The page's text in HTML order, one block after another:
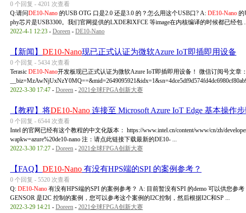
0 个回复 - 4201 次查看
Q:请问DE10-Nano 的USB OTG 口是2.0 还是3.0 的？怎么用这个USB口? A: DE10-Nano 的
phy芯片是USB3300。我们官网提供的LXDE和XFCE 等image在内核编译的时候都已经包
2022-4-1 12:23 - Doreen - DE10-Nano
【新闻】 DE10-Nano现已正式认证为微软Azure IoT即插即用设备
0 个回复 - 5434 次查看
Terasic DE10-Nano开发板现已正式认证为微软Azure IoT即插即用设备！ 微信订阅号文章：
2022-3-30 17:47 - Doreen - 2021全球FPGA创新大赛
【教程】将DE10-Nano 连接至 Microsoft Azure IoT Edge 基本操作
0 个回复 - 6544 次查看
Intel 的官网已经有这个教程的中文化版本： https://www.intel.cn/content/www/cn/zh/
wapkw=azure%20de10-nano 注：请点此链接下载最新的DE10- ...
2022-3-30 17:27 - Doreen - 2021全球FPGA创新大赛
【FAQ】 DE10-Nano 有没有HPS端的SPI 的案例参考？
0 个回复 - 5520 次查看
Q: DE10-Nano 有没有HPS端的SPI 的案例参考？ A: 目前暂没有SPI 的demo 可以供您参
GENSOR 是I2C 控制的案例，您可以参考这个案例的I2C控制，然后根据I2C和SP ...
2022-3-29 14:21 - Doreen - 2021全球FPGA创新大赛